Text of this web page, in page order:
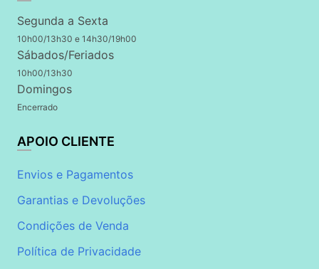
Segunda a Sexta
10h00/13h30 e 14h30/19h00
Sábados/Feriados
10h00/13h30
Domingos
Encerrado
APOIO CLIENTE
Envios e Pagamentos
Garantias e Devoluções
Condições de Venda
Política de Privacidade